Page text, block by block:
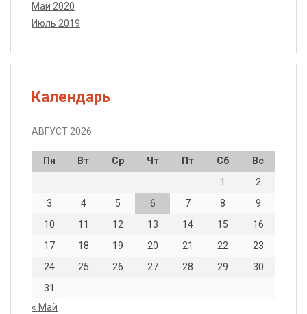
Май 2020
Июль 2019
Календарь
АВГУСТ 2026
Пн Вт Ср Чт Пт Сб
Вс
1
2
3
4 5 6 7 8
9
10
11 12 13 14 15
16
17
18 19 20 21 22
23
24
25 26 27 28 29
30
31
« Май